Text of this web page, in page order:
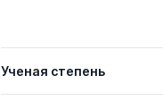
Ученая степень